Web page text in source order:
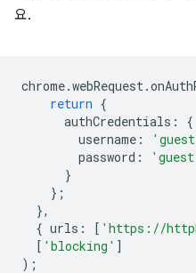
요.
chrome.webRequest.
return {
authCredentials :
{
username :
password :
}
};
},
{ urls : [ 'https://
[ 'blocking' ]
);